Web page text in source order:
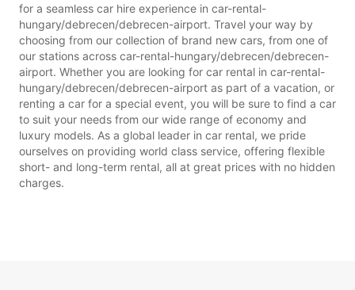
for a seamless car hire experience in car-rental-
hungary/debrecen/debrecen-airport. Travel your way by
choosing from our collection of brand new cars, from one of
our stations across car-rental-hungary/debrecen/debrecen-
airport. Whether you are looking for car rental in car-rental-
hungary/debrecen/debrecen-airport as part of a vacation, or
renting a car for a special event, you will be sure to find a car
to suit your needs from our wide range of economy and
luxury models. As a global leader in car rental, we pride
ourselves on providing world class service, offering flexible
short- and long-term rental, all at great prices with no hidden
charges.